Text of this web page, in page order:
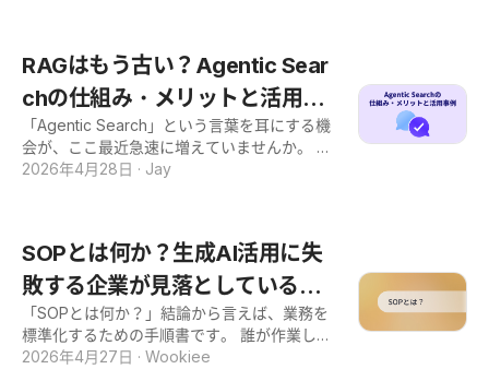
な情報へアクセスできる仕組みのこ
しく理解し活用することで、定型業務の完遂
をAIに任せ、人間はより本質的な「顧客への
おもてなし」に集中できる環境を構築できま
す。 CS組織のDXを推進し、顧客満足度やLT
V（顧客生涯価値）を向上させたいと考えて
いる方は、ぜひ本記事の内容をお役立てくだ
し、与えられた目
の活かし方までは整理しきれていない、とい
う方も多いはずです。 本記事では、AI活用の
検討を担う方に向けて、自然言語処理（NL
P）の基本概念・仕組み・ビジネス活用例を
一気通貫で解説します。 技術的な仕組みを概
念レベルで押さえつつ、業務領域ごとの活用
結する形で整理しました。 AI活用の出発点を
整理し、社内提案の土台を作りたい方は、ぜ
ひ今回の記事を参考にしてください。 自然言
語処理（NLP）とは？基本の定義 自然言語処
理（NLP：Natural Language Processing）
は、私たちが普段話したり書いたりする言葉
RAGはもう古い？Agentic Sear
chの仕組み・メリットと活用事
例
「Agentic Search」という言葉を耳にする機
会が、ここ最近急速に増えていませんか。 生
成AIを使った検索や質問応答の世界では、い
雑な問い合わせに安定した回答が求められる
カスタマーサポートや社内ナレッジ検索の領
域では、Agentic Searchの実装有無が業務成
果を大きく左右する時代に入りつつありま
す。 一方で、「RAGとは何がどう違うのか」
「自社の業務にどう関係するのか」が曖昧な
2026年4月28日 · Jay
SOPとは何か？生成AI活用に失
敗する企業が見落としている業
務基盤
「SOPとは何か？」結論から言えば、業務を
標準化するための手順書です。 誰が作業して
も同じ品質の成果を出せるようにするための
2026年4月27日 · Wookiee